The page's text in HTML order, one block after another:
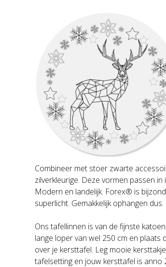
Combineer met stoer zwarte
zilverkleurige. Deze vormen passen in
Modern en landelijk. Forex® is
superlicht. Gemakkelijk ophangen dus.
Ons tafellinnen is van de fijnste
lange loper van wel 250 cm en plaats
over je kersttafel. Leg mooie
tafelsetting en jouw kersttafel is anno